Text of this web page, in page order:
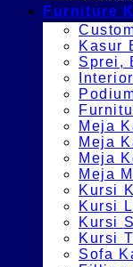
Furniture
Kasur
Sprei,
Meja
Meja
Meja
Meja
Kursi
Kursi
Kursi
Kursi
Sofa